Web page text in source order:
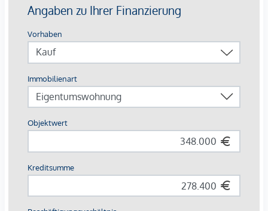
Parkett- und Feinsteinzeugböden
Holzoberflächen & Brettsperrholzdecken
Fußbodenheizung & -temperierung
Außenliegender Sonnenschutz (Raffstores, EG mit
Rollläden)
Moderne Lüftungssysteme mit Fensterspaltlüftern
von EUR 286.000,- bis EUR 1.238.000,- netto zzgl. 20% USt.
Zu erwartender Mietertrag